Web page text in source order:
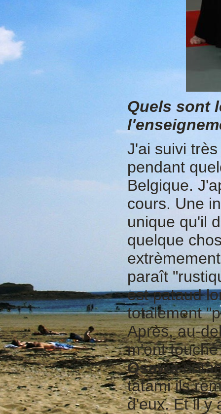
Quels sont
J'ai suivi
pendant
Belgique.
cours. Une
unique qu'il
quelque
paraît
est pataud
totalement
Après, au-
m'ont
Osawa
tatami ils
d'eux. Et il y